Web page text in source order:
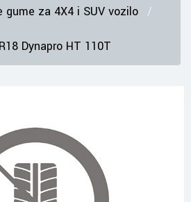
gume za 4X4 i SUV vozilo
Dynapro HT 110T